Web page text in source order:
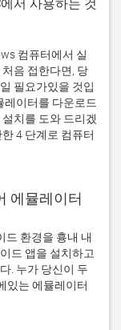
서 사용하는 것
컴퓨터에서 실
음 접한다면, 당
필요가있을 것입
레이터를 다운로드
치를 도와 드리겠
4 단계로 컴퓨터
에뮬레이터
드 환경을 흉내 내
드 앱을 설치하고
. 누가 당신이 두
있는 에뮬레이터